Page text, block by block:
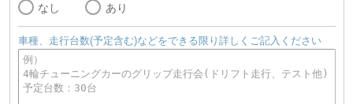
なし あり
車種、走行台数(予定含む)などをできる限り詳しくご記入ください